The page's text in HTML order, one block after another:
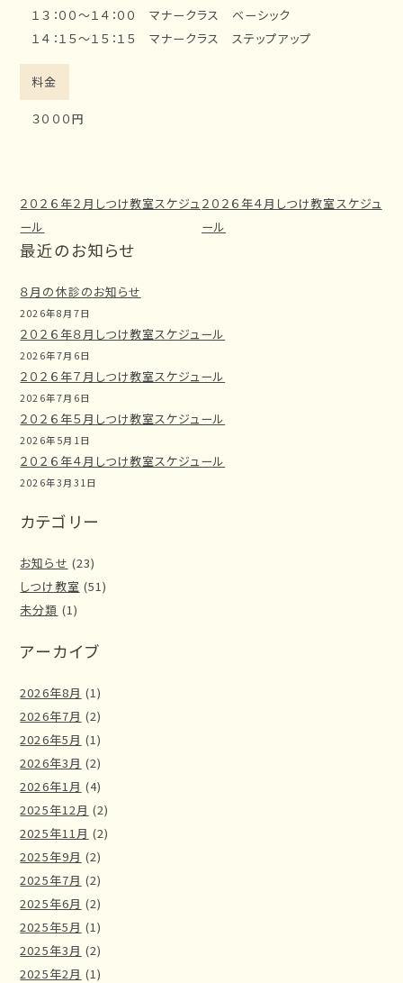
１３：００～１４：００ マナークラス ベーシック
１４：１５～１５：１５ マナークラス ステップアップ
料金
３０００円
２０２６年２月しつけ教室スケジュ
ール
２０２６年４月しつけ教室スケジュ
ール
最近のお知らせ
８月の休診のお知らせ
2026年8月7日
２０２６年８月しつけ教室スケジュール
2026年7月6日
２０２６年７月しつけ教室スケジュール
2026年7月6日
２０２６年５月しつけ教室スケジュール
2026年5月1日
２０２６年４月しつけ教室スケジュール
2026年3月31日
カテゴリー
お知らせ (23)
しつけ教室 (51)
未分類 (1)
アーカイブ
2026年8月 (1)
2026年7月 (2)
2026年5月 (1)
2026年3月 (2)
2026年1月 (4)
2025年12月 (2)
2025年11月 (2)
2025年9月 (2)
2025年7月 (2)
2025年6月 (2)
2025年5月 (1)
2025年3月 (2)
2025年2月 (1)